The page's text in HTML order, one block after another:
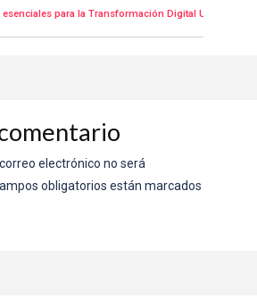
para la Transformación Digital Universitaria
electrónico no será
obligatorios están marcados